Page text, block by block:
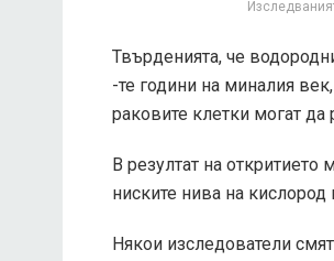
Твърденията, че
-те години на миналия
раковите клетки могат да
В резултат на
ниските нива на кислород
Някои изследователи